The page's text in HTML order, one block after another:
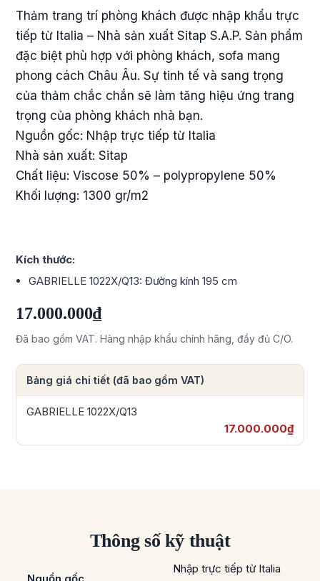
Thảm trang trí phòng khách được nhập khẩu trực
tiếp từ Italia – Nhà sản xuất Sitap S.A.P. Sản phẩm
đặc biệt phù hợp với phòng khách, sofa mang
phong cách Châu Âu. Sự tinh tế và sang trọng
của thảm chắc chắn sẽ làm tăng hiệu ứng trang
trọng của phòng khách nhà bạn.
Nguồn gốc: Nhập trực tiếp từ Italia
Nhà sản xuất: Sitap
Chất liệu: Viscose 50% – polypropylene 50%
Khối lượng: 1300 gr/m2
Kích thước:
GABRIELLE 1022X/Q13: Đường kính 195 cm
17.000.000₫
Đã bao gồm VAT. Hàng nhập khẩu chính hãng, đầy đủ C/O.
Bảng giá chi tiết (đã bao gồm VAT)
GABRIELLE 1022X/Q13
17.000.000₫
Thông số kỹ thuật
Nguồn gốc
Nhập trực tiếp từ Italia